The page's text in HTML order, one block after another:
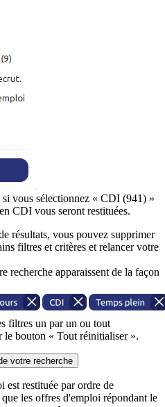
vous sélectionnez « CDI (941) »
CDI vous seront restituées.
résultats, vous pouvez supprimer
filtres et critères et relancer votre
recherche apparaissent de la façon
filtres un par un ou tout
le bouton « Tout réinitialiser ».
votre recherche
est restituée par ordre de
les offres d'emploi répondant le